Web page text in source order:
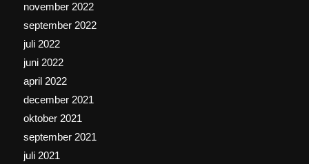
november 2022
september 2022
juli 2022
juni 2022
april 2022
december 2021
oktober 2021
september 2021
juli 2021